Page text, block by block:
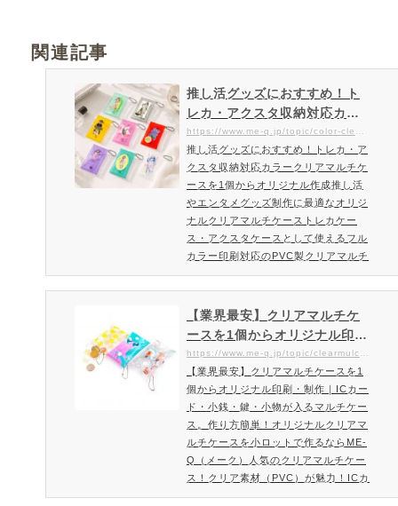
関連記事
推し活グッズにおすすめ！ト
レカ・アクスタ収納対応カラ
ークリアマルチケースを1個か
らオリジナル作成｜ME-Q（メ
ーク）
推し活グッズにおすすめ！トレカ・ア
クスタ収納対応カラークリアマルチケ
ースを1個からオリジナル作成推し活
やエンタメグッズ制作に最適なオリジ
ナルクリアマルチケーストレカケー
ス・アクスタケースとして使えるフル
カラー印刷対応のPVC製クリアマルチ
ケース推し活にぴったりなオリジナル
マルチケースを1個から作成可能。ト
レカやアクスタがぴったり収納できる
サイズ感で、持ち運びにも便利です。
9色展開の豊富なカラーバリエーショ
キャラクター・アーティストグッズ制
作にもおすすめ。オリジナル…
【業界最安】クリアマルチケ
ースを1個からオリジナル印
刷・制作｜ICカード・小銭・
鍵・小物が入るマルチケー
ス。作り方簡単！オリジナル
クリアマルチケースを小ロッ
トで作るならME-Q（メーク）
【業界最安】クリアマルチケースを1
個からオリジナル印刷・制作｜ICカー
ド・小銭・鍵・小物が入るマルチケー
ス。作り方簡単！オリジナルクリアマ
ルチケースを小ロットで作るならME-
Q（メーク）人気のクリアマルチケー
ス！クリア素材（PVC）が魅力！ICカ
ード・小銭・鍵など小物を入れるのに